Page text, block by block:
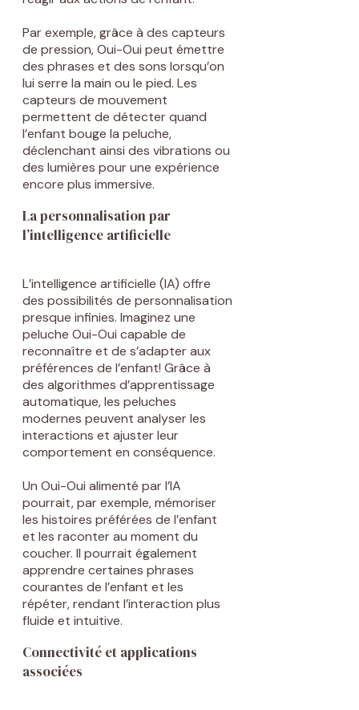
Par exemple, grâce à des capteurs
de pression, Oui-Oui peut émettre
des phrases et des sons lorsqu’on
lui serre la main ou le pied. Les
capteurs de mouvement
permettent de détecter quand
l’enfant bouge la peluche,
déclenchant ainsi des vibrations ou
des lumières pour une expérience
encore plus immersive.
La personnalisation par
l’intelligence artificielle
L’intelligence artificielle (IA) offre
des possibilités de personnalisation
presque infinies. Imaginez une
peluche Oui-Oui capable de
reconnaître et de s’adapter aux
préférences de l’enfant! Grâce à
des algorithmes d’apprentissage
automatique, les peluches
modernes peuvent analyser les
interactions et ajuster leur
comportement en conséquence.
Un Oui-Oui alimenté par l’IA
pourrait, par exemple, mémoriser
les histoires préférées de l’enfant
et les raconter au moment du
coucher. Il pourrait également
apprendre certaines phrases
courantes de l’enfant et les
répéter, rendant l’interaction plus
fluide et intuitive.
Connectivité et applications
associées